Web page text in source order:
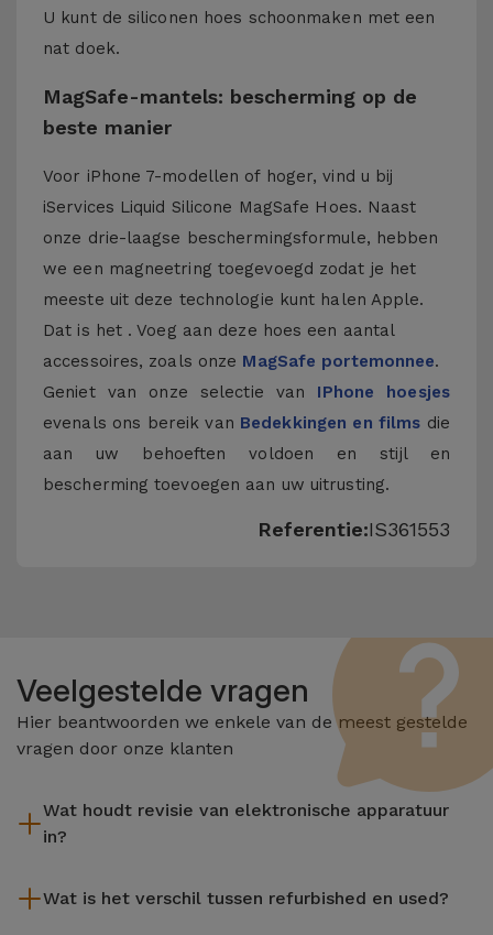
U kunt de siliconen hoes schoonmaken met een
nat doek.
MagSafe-mantels: bescherming op de
beste manier
Voor iPhone 7-modellen of hoger, vind u bij
iServices Liquid Silicone MagSafe Hoes. Naast
onze drie-laagse beschermingsformule, hebben
we een magneetring toegevoegd zodat je het
meeste uit deze technologie kunt halen Apple.
Dat is het . Voeg aan deze hoes een aantal
accessoires, zoals onze MagSafe portemonnee.
Geniet van onze selectie van IPhone hoesjes
evenals ons bereik van Bedekkingen en films die
aan uw behoeften voldoen en stijl en
bescherming toevoegen aan uw uitrusting.
Referentie:IS361553
Veelgestelde vragen
Hier beantwoorden we enkele van de meest gestelde
vragen door onze klanten
Wat houdt revisie van elektronische apparatuur
in?
reiniging, en niet te vergeten het repareren van elk defect
Wat is het verschil tussen refurbished en used?